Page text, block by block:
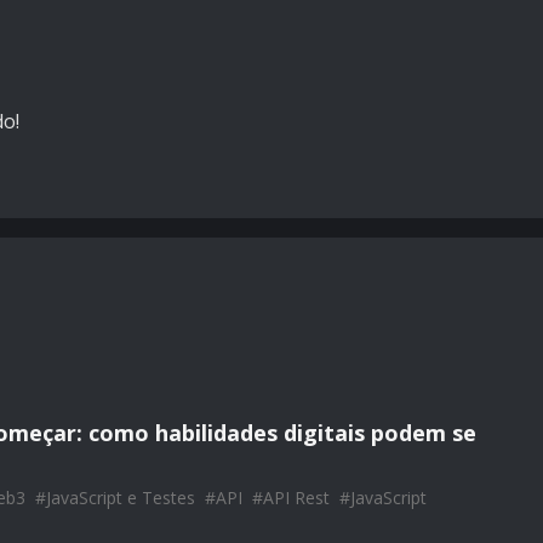
como habilidades digitais podem se
#JavaScript e Testes #API #API Rest #JavaScript